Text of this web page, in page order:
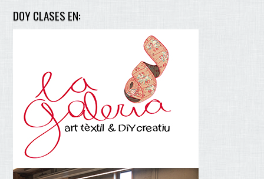
DOY CLASES EN: